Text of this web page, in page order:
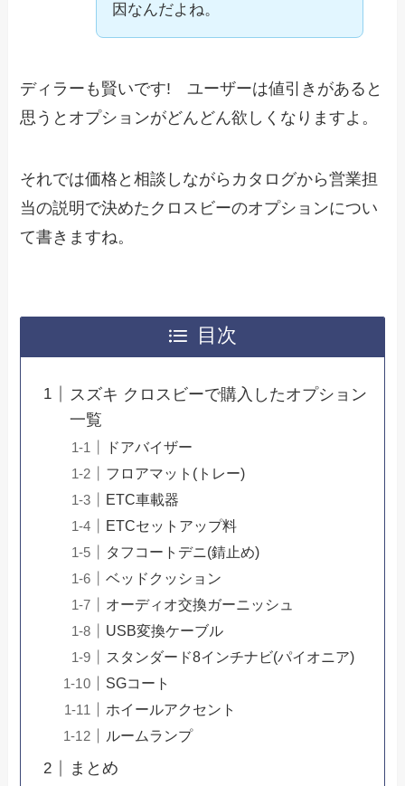
因なんだよね。
ディラーも賢いです! ユーザーは値引きがあると
思うとオプションがどんどん欲しくなりますよ。
それでは価格と相談しながらカタログから営業担
当の説明で決めたクロスビーのオプションについ
て書きますね。
目次
スズキ クロスビーで購入したオプション
一覧
ドアバイザー
フロアマット(トレー)
ETC車載器
ETCセットアップ料
タフコートデニ(錆止め)
ベッドクッション
オーディオ交換ガーニッシュ
USB変換ケーブル
スタンダード8インチナビ(パイオニア)
SGコート
ホイールアクセント
ルームランプ
まとめ